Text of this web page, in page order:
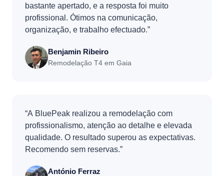
bastante apertado, e a resposta foi muito
profissional. Ótimos na comunicação,
organização, e trabalho efectuado.”
Benjamin Ribeiro
Remodelação T4 em Gaia
“A BluePeak realizou a remodelação com
profissionalismo, atenção ao detalhe e elevada
qualidade. O resultado superou as expectativas.
Recomendo sem reservas.”
António Ferraz